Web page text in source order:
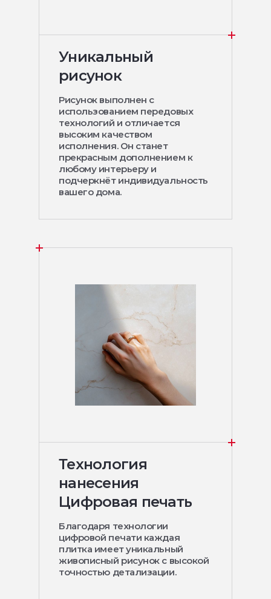
Уникальный
рисунок
Рисунок выполнен с
использованием передовых
технологий и отличается
высоким качеством
исполнения. Он станет
прекрасным дополнением к
любому интерьеру и
подчеркнёт индивидуальность
вашего дома.
Технология
нанесения
Цифровая печать
Благодаря технологии
цифровой печати каждая
плитка имеет уникальный
живописный рисунок с высокой
точностью детализации.